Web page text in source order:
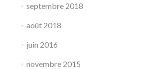
septembre 2018
août 2018
juin 2016
novembre 2015